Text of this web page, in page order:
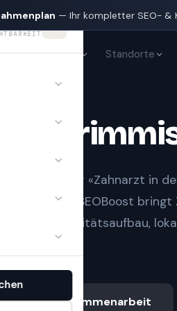
— Ihr kompletter SEO- &
KI-Sichtbarkeit Standorte
in
Notfall» oder «Zahnarzt in
Treffern.
SEOBoost bringt
Autoritätsaufbau,
Ablauf & Zusammenarbeit